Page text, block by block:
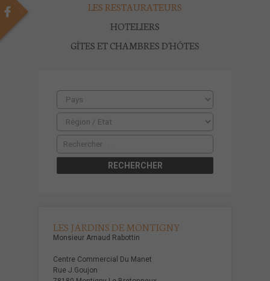
PRESSE
CONTACT
LES RESTAURATEURS
HOTELIERS
GÎTES ET CHAMBRES D'HÔTES
LES JARDINS DE MONTIGNY
Monsieur Arnaud Rabottin
Centre Commercial Du Manet
Rue J.Goujon